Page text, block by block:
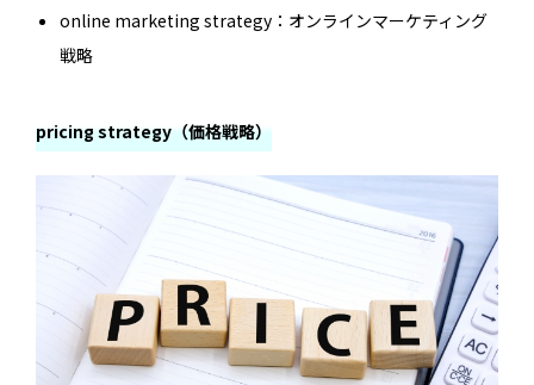
online marketing strategy：オンラインマーケティング
戦略
pricing strategy（価格戦略）